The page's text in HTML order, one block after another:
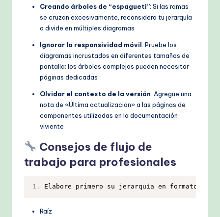
Creando árboles de “espagueti”: Si las ramas
se cruzan excesivamente, reconsidera tu jerarquía
o divide en múltiples diagramas
Ignorar la responsividad móvil: Pruebe los
diagramas incrustados en diferentes tamaños de
pantalla; los árboles complejos pueden necesitar
páginas dedicadas
Olvidar el contexto de la versión: Agregue una
nota de «Última actualización» a las páginas de
componentes utilizadas en la documentación
viviente
Consejos de flujo de
trabajo para profesionales
1.
Raíz